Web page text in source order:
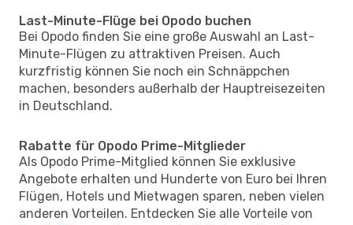
Last-Minute-Flüge bei Opodo buchen
Bei Opodo finden Sie eine große Auswahl an Last-
Minute-Flügen zu attraktiven Preisen. Auch
kurzfristig können Sie noch ein Schnäppchen
machen, besonders außerhalb der Hauptreisezeiten
in Deutschland.
Rabatte für Opodo Prime-Mitglieder
Als Opodo Prime-Mitglied können Sie exklusive
Angebote erhalten und Hunderte von Euro bei Ihren
Flügen, Hotels und Mietwagen sparen, neben vielen
anderen Vorteilen. Entdecken Sie alle Vorteile von